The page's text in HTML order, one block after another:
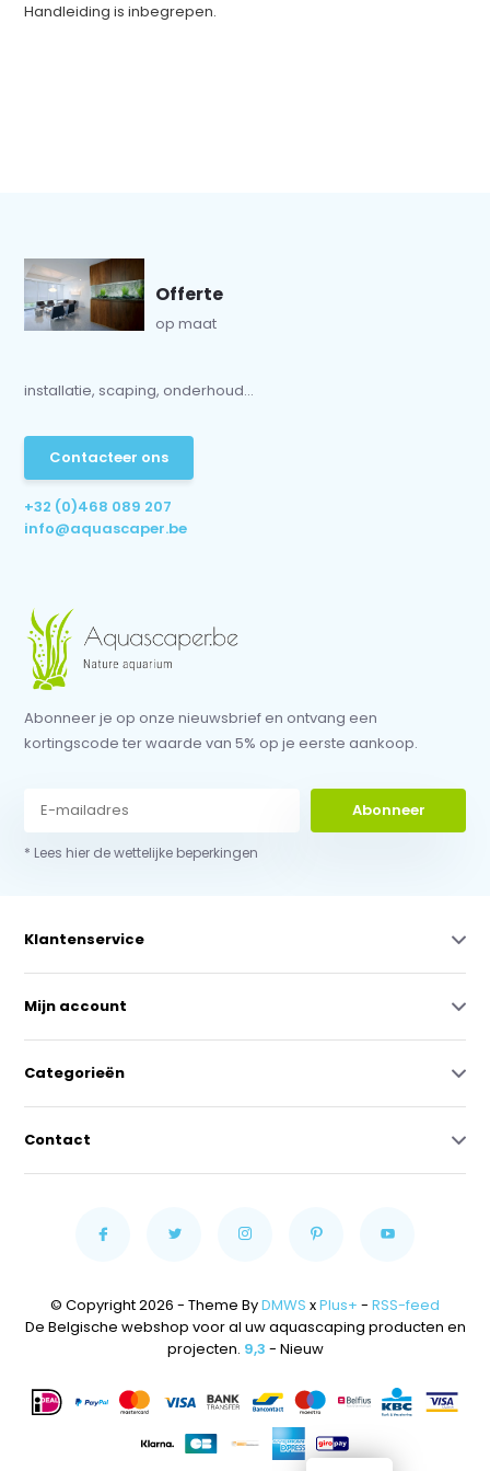
Handleiding is inbegrepen.
Offerte
op maat
installatie, scaping, onderhoud...
Contacteer ons
+32 (0)468 089 207
info@aquascaper.be
Abonneer je op onze nieuwsbrief en ontvang een
kortingscode ter waarde van 5% op je eerste aankoop.
Abonneer
* Lees hier de wettelijke beperkingen
Klantenservice
Mijn account
Categorieën
Contact
© Copyright 2026 - Theme ByDMWS xPlus+ - RSS-feed
De Belgische webshop voor al uw aquascaping producten en
projecten. 9,3 - Nieuw